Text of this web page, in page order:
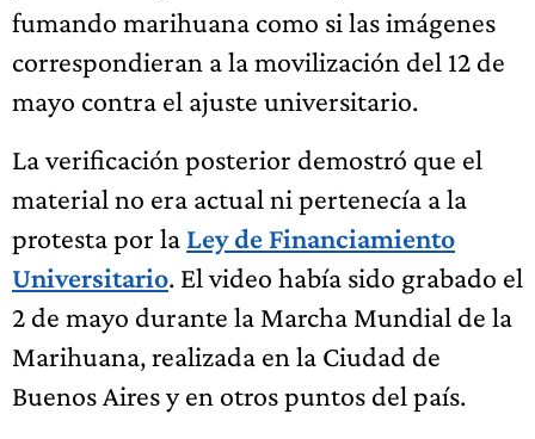
fumando marihuana como si las imágenes
correspondieran a la movilización del 12 de
mayo contra el ajuste universitario.
La verificación posterior demostró que el
material no era actual ni pertenecía a la
protesta por la Ley de Financiamiento
Universitario. El video había sido grabado el
2 de mayo durante la Marcha Mundial de la
Marihuana, realizada en la Ciudad de
Buenos Aires y en otros puntos del país.